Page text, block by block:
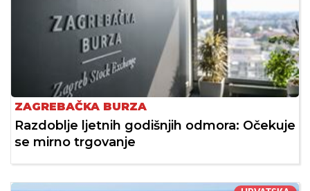
ZAGREBAČKA BURZA
Razdoblje ljetnih godišnjih odmora: Očekuje
se mirno trgovanje